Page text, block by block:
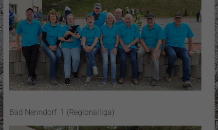
Bad Nenndorf 1 (Regionalliga)